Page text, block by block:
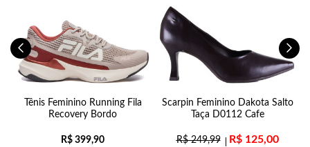
Tênis Feminino Running Fila
Recovery Bordo
R$ 399,90
Scarpin Feminino Dakota Salto
Taça D0112 Cafe
R$249,99 R$125,00